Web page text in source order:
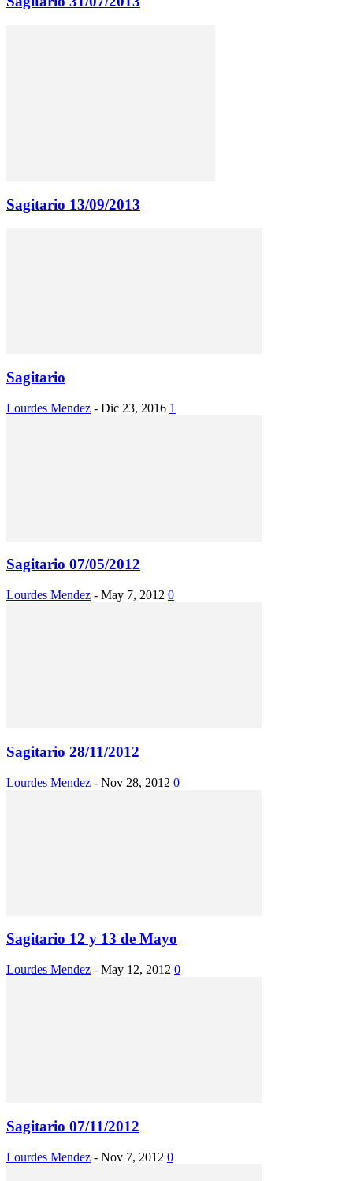
Sagitario 13/09/2013
Sagitario
Lourdes Mendez - Dic 23, 2016 1
Sagitario 07/05/2012
Lourdes Mendez - May 7, 2012 0
Sagitario 28/11/2012
Lourdes Mendez - Nov 28, 2012 0
Sagitario 12 y 13 de Mayo
Lourdes Mendez - May 12, 2012 0
Sagitario 07/11/2012
Lourdes Mendez - Nov 7, 2012 0